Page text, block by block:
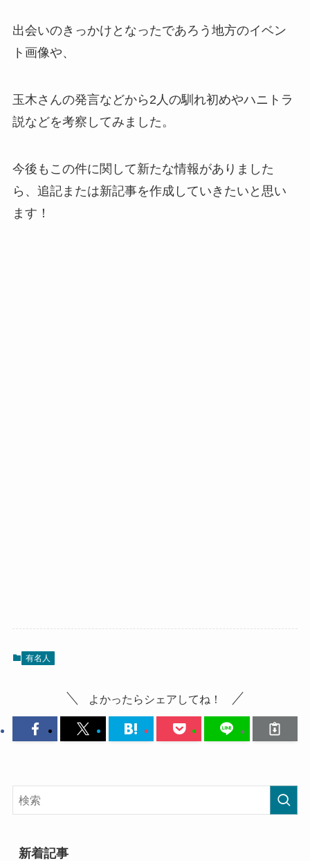
出会いのきっかけとなったであろう地方のイベン
ト画像や、
玉木さんの発言などから2人の馴れ初めやハニトラ
説などを考察してみました。
今後もこの件に関して新たな情報がありました
ら、追記または新記事を作成していきたいと思い
ます！
有名人
よかったらシェアしてね！
新着記事